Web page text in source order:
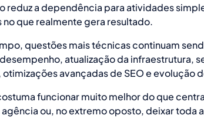
reduz a dependência para atividades
no que realmente gera resultado.
questões mais técnicas continuam
atualização da infraestrutura,
otimizações avançadas de SEO e evolução
funcionar muito melhor do que
ou, no extremo oposto, deixar toda